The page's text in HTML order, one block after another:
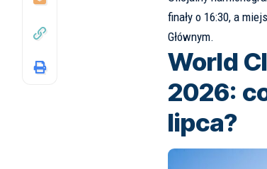
finały o 16:30, a
Głównym.
World
2026:
lipca?